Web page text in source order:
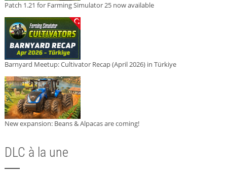
Patch 1.21 for Farming Simulator 25 now available
Barnyard Meetup: Cultivator Recap (April 2026) in Türkiye
New expansion: Beans & Alpacas are coming!
DLC à la une